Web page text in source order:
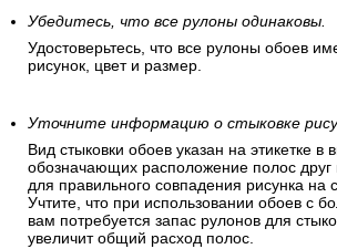
Убедитесь, что все рулоны одинаковы.
Удостоверьтесь, что все рулоны обоев
рисунок, цвет и размер.
Уточните информацию о стыковке
Вид стыковки обоев указан на этикетке в
обозначающих расположение полос друг
для правильного совпадения рисунка на
Учтите, что при использовании обоев с
вам потребуется запас рулонов для
увеличит общий расход полос.